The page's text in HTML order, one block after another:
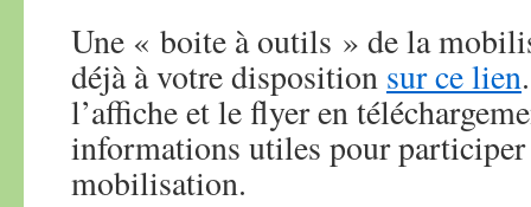
Une « boite à outils » de la
déjà à votre disposition sur ce lien
l’affiche et le flyer en
informations utiles pour
mobilisation.